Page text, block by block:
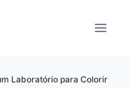
Laboratório para Colorir